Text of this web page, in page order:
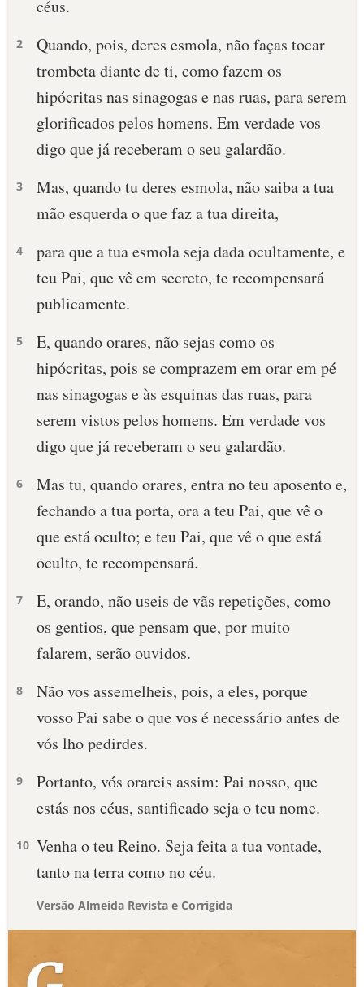
céus.
2
Quando, pois, deres esmola, não faças tocar
trombeta diante de ti, como fazem os
hipócritas nas sinagogas e nas ruas, para serem
glorificados pelos homens. Em verdade vos
digo que já receberam o seu galardão.
3
Mas, quando tu deres esmola, não saiba a tua
mão esquerda o que faz a tua direita,
4
para que a tua esmola seja dada ocultamente, e
teu Pai, que vê em secreto, te recompensará
publicamente.
5
E, quando orares, não sejas como os
hipócritas, pois se comprazem em orar em pé
nas sinagogas e às esquinas das ruas, para
serem vistos pelos homens. Em verdade vos
digo que já receberam o seu galardão.
6
Mas tu, quando orares, entra no teu aposento e,
fechando a tua porta, ora a teu Pai, que vê o
que está oculto; e teu Pai, que vê o que está
oculto, te recompensará.
7
E, orando, não useis de vãs repetições, como
os gentios, que pensam que, por muito
falarem, serão ouvidos.
8
Não vos assemelheis, pois, a eles, porque
vosso Pai sabe o que vos é necessário antes de
vós lho pedirdes.
9
Portanto, vós orareis assim: Pai nosso, que
estás nos céus, santificado seja o teu nome.
10 Venha o teu Reino. Seja feita a tua vontade,
tanto na terra como no céu.
Versão Almeida Revista e Corrigida